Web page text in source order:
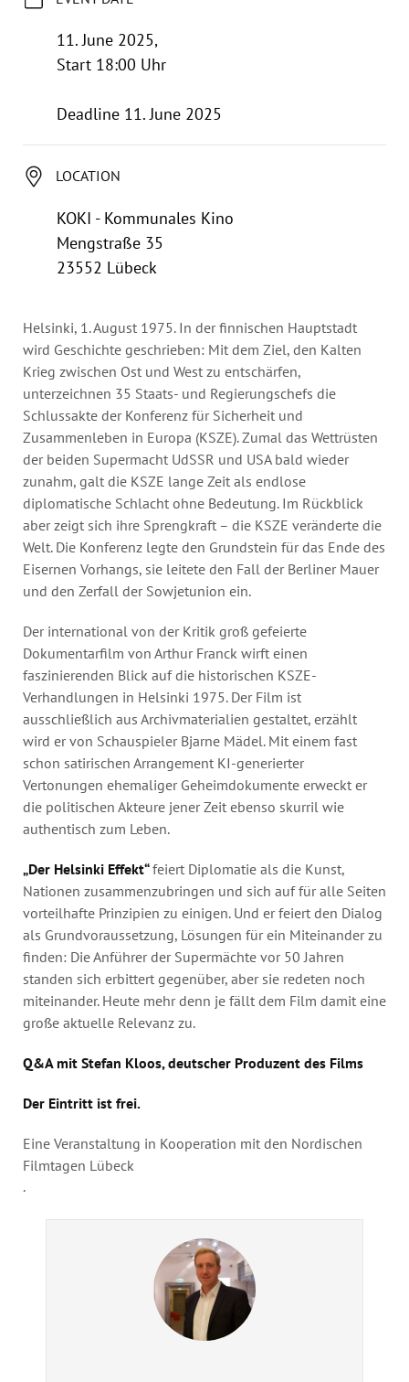
Organigram
11. June 2025,
Start 18:00 Uhr
Deadline 11. June 2025
LOCATION
KOKI - Kommunales Kino
Mengstraße 35
23552 Lübeck
Helsinki, 1. August 1975. In der finnischen Hauptstadt
wird Geschichte geschrieben: Mit dem Ziel, den Kalten
Krieg zwischen Ost und West zu entschärfen,
unterzeichnen 35 Staats- und Regierungschefs die
Schlussakte der Konferenz für Sicherheit und
Zusammenleben in Europa (KSZE). Zumal das Wettrüsten
der beiden Supermacht UdSSR und USA bald wieder
zunahm, galt die KSZE lange Zeit als endlose
diplomatische Schlacht ohne Bedeutung. Im Rückblick
aber zeigt sich ihre Sprengkraft – die KSZE veränderte die
Welt. Die Konferenz legte den Grundstein für das Ende des
Eisernen Vorhangs, sie leitete den Fall der Berliner Mauer
und den Zerfall der Sowjetunion ein.
Der international von der Kritik groß gefeierte
Dokumentarfilm von Arthur Franck wirft einen
faszinierenden Blick auf die historischen KSZE-
Verhandlungen in Helsinki 1975. Der Film ist
ausschließlich aus Archivmaterialien gestaltet, erzählt
wird er von Schauspieler Bjarne Mädel. Mit einem fast
schon satirischen Arrangement KI-generierter
Vertonungen ehemaliger Geheimdokumente erweckt er
die politischen Akteure jener Zeit ebenso skurril wie
authentisch zum Leben.
„Der Helsinki Effekt“feiert Diplomatie als die Kunst,
Nationen zusammenzubringen und sich auf für alle Seiten
vorteilhafte Prinzipien zu einigen. Und er feiert den Dialog
als Grundvoraussetzung, Lösungen für ein Miteinander zu
finden: Die Anführer der Supermächte vor 50 Jahren
standen sich erbittert gegenüber, aber sie redeten noch
miteinander. Heute mehr denn je fällt dem Film damit eine
große aktuelle Relevanz zu.
Q&A mit Stefan Kloos, deutscher Produzent des Films
Der Eintritt ist frei.
Eine Veranstaltung in Kooperation mit den Nordischen
Filmtagen Lübeck
.